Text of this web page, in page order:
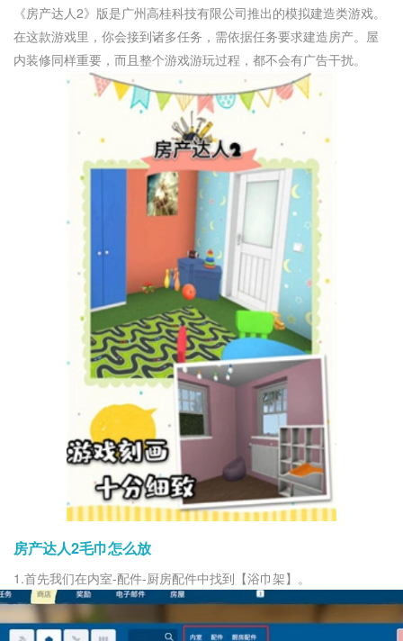
《房产达人2》版是广州高桂科技有限公司推出的模拟建造类游戏。
在这款游戏里，你会接到诸多任务，需依据任务要求建造房产。屋
内装修同样重要，而且整个游戏游玩过程，都不会有广告干扰。
房产达人2毛巾怎么放
1.首先我们在内室-配件-厨房配件中找到【浴巾架】。